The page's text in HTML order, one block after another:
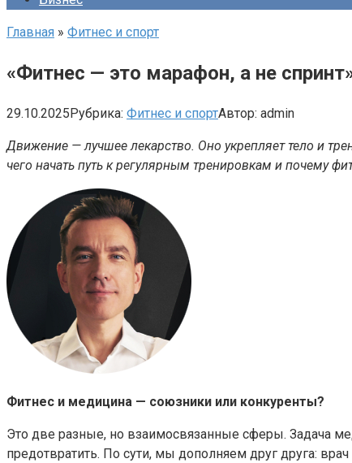
Главная » Фитнес и спорт
«Фитнес — это марафон, а не
29.10.2025Рубрика: Фитнес и спортАвтор: admin
Движение — лучшее лекарство. Оно укрепляет тело и
чего начать путь к регулярным тренировкам и почему
Фитнес и медицина — союзники или конкуренты?
Это две разные, но взаимосвязанные сферы. Задача
предотвратить. По сути, мы дополняем друг друга: